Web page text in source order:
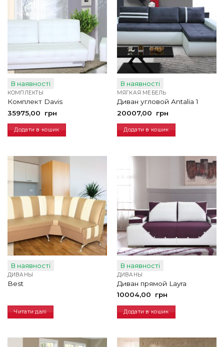
В наявності
КОМПЛЕКТЫ
Комплект Davis
35975,00
грн
Додати в кошик
В наявності
МЯГКАЯ МЕБЕЛЬ
Диван угловой Antalia 1
20007,00
грн
Додати в кошик
В наявності
ДИВАНЫ
Best
Читати далі
В наявності
ДИВАНЫ
Диван прямой Layra
10004,00
грн
Додати в кошик